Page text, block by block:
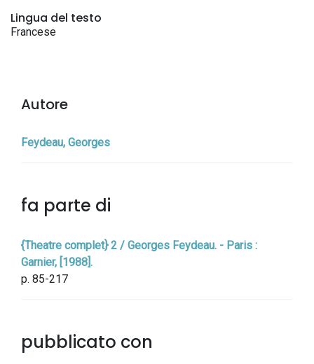
Lingua del testo
Francese
Autore
Feydeau, Georges
fa parte di
{Theatre complet} 2 / Georges Feydeau. - Paris :
Garnier, [1988].
p. 85-217
pubblicato con